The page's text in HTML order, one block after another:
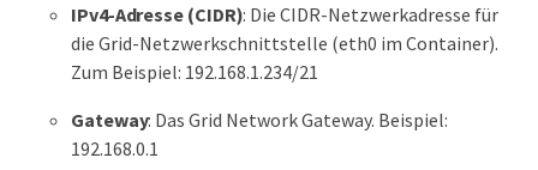
IPv4-Adresse (CIDR): Die CIDR-Netzwerkadresse für
die Grid-Netzwerkschnittstelle (eth0 im Container).
Zum Beispiel: 192.168.1.234/21
Gateway: Das Grid Network Gateway. Beispiel:
192.168.0.1